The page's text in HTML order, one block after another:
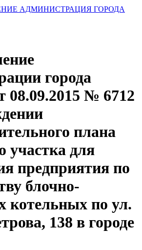
АДМИНИСТРАЦИЯ ГОРОДА
города
08.09.2015 № 6712
плана
участка для
предприятия по
блочно-
котельных по ул.
138 в городе